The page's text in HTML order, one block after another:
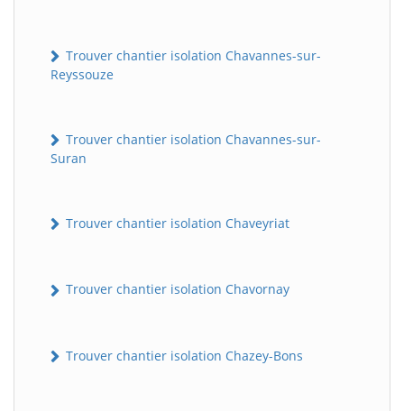
Trouver chantier isolation Chavannes-sur-
Reyssouze
Trouver chantier isolation Chavannes-sur-
Suran
Trouver chantier isolation Chaveyriat
Trouver chantier isolation Chavornay
Trouver chantier isolation Chazey-Bons